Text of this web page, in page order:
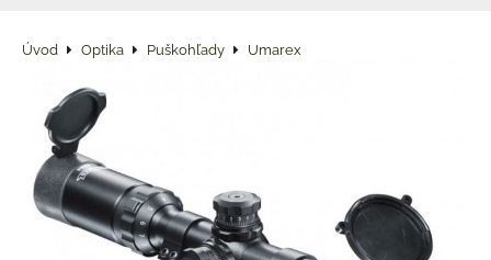
Úvod Optika Puškohľady Umarex